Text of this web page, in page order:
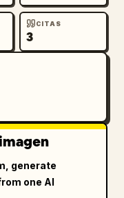
CITAS
3
generate
one AI